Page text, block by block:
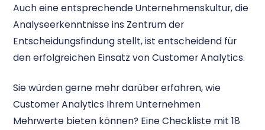
Auch eine entsprechende Unternehmenskultur, die
Analyseerkenntnisse ins Zentrum der
Entscheidungsfindung stellt, ist entscheidend für
den erfolgreichen Einsatz von Customer Analytics.
Sie würden gerne mehr darüber erfahren, wie
Customer Analytics Ihrem Unternehmen
Mehrwerte bieten können? Eine Checkliste mit 18